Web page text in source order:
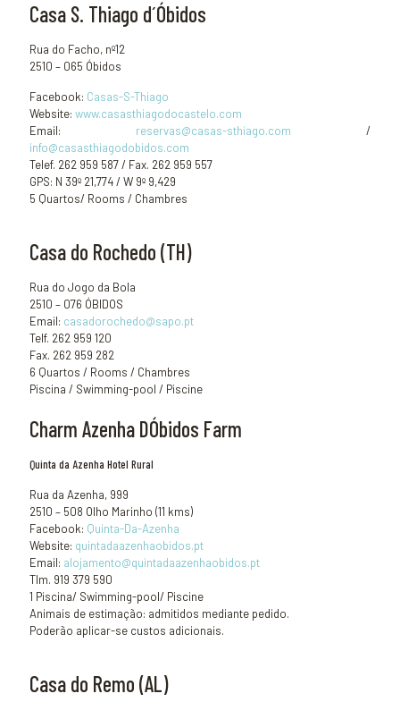
Casa S. Thiago d´Óbidos
Rua do Facho, nº12
2510 – 065 Óbidos
Facebook: Casas-S-Thiago
Website: www.casasthiagodocastelo.com
Email: reservas@casas-sthiago.com /
info@casasthiagodobidos.com
Telef. 262 959 587 / Fax. 262 959 557
GPS: N 39º 21,774 / W 9º 9,429
5 Quartos/ Rooms / Chambres
Casa do Rochedo (TH)
Rua do Jogo da Bola
2510 – 076 ÓBIDOS
Email: casadorochedo@sapo.pt
Telf. 262 959 120
Fax. 262 959 282
6 Quartos / Rooms / Chambres
Piscina / Swimming-pool / Piscine
Charm Azenha DÓbidos Farm
Quinta da Azenha Hotel Rural
Rua da Azenha, 999
2510 – 508 Olho Marinho (11 kms)
Facebook: Quinta-Da-Azenha
Website: quintadaazenhaobidos.pt
Email: alojamento@quintadaazenhaobidos.pt
Tlm. 919 379 590
1 Piscina/ Swimming-pool/ Piscine
Animais de estimação: admitidos mediante pedido.
Poderão aplicar-se custos adicionais.
Casa do Remo (AL)